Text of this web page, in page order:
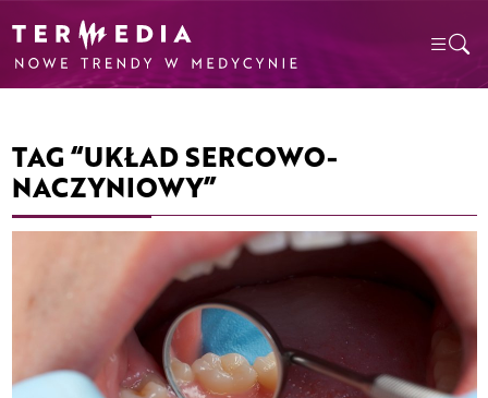
TAG “UKŁAD SERCOWO-
NACZYNIOWY”